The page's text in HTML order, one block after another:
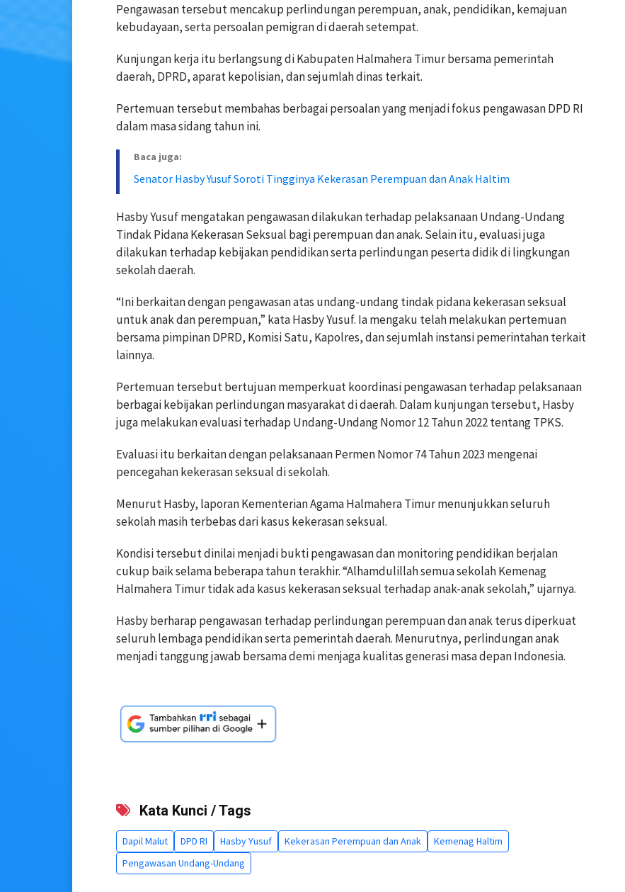
Pengawasan tersebut mencakup perlindungan perempuan, anak, pendidikan, kemajuan
kebudayaan, serta persoalan pemigran di daerah setempat.
Kunjungan kerja itu berlangsung di Kabupaten Halmahera Timur bersama pemerintah
daerah, DPRD, aparat kepolisian, dan sejumlah dinas terkait.
Pertemuan tersebut membahas berbagai persoalan yang menjadi fokus pengawasan DPD RI
dalam masa sidang tahun ini.
Baca juga:
Senator Hasby Yusuf Soroti Tingginya Kekerasan Perempuan dan Anak Haltim
Hasby Yusuf mengatakan pengawasan dilakukan terhadap pelaksanaan Undang-Undang
Tindak Pidana Kekerasan Seksual bagi perempuan dan anak. Selain itu, evaluasi juga
dilakukan terhadap kebijakan pendidikan serta perlindungan peserta didik di lingkungan
sekolah daerah.
“Ini berkaitan dengan pengawasan atas undang-undang tindak pidana kekerasan seksual
untuk anak dan perempuan,” kata Hasby Yusuf. Ia mengaku telah melakukan pertemuan
bersama pimpinan DPRD, Komisi Satu, Kapolres, dan sejumlah instansi pemerintahan terkait
lainnya.
Pertemuan tersebut bertujuan memperkuat koordinasi pengawasan terhadap pelaksanaan
berbagai kebijakan perlindungan masyarakat di daerah. Dalam kunjungan tersebut, Hasby
juga melakukan evaluasi terhadap Undang-Undang Nomor 12 Tahun 2022 tentang TPKS.
Evaluasi itu berkaitan dengan pelaksanaan Permen Nomor 74 Tahun 2023 mengenai
pencegahan kekerasan seksual di sekolah.
Menurut Hasby, laporan Kementerian Agama Halmahera Timur menunjukkan seluruh
sekolah masih terbebas dari kasus kekerasan seksual.
Kondisi tersebut dinilai menjadi bukti pengawasan dan monitoring pendidikan berjalan
cukup baik selama beberapa tahun terakhir. “Alhamdulillah semua sekolah Kemenag
Halmahera Timur tidak ada kasus kekerasan seksual terhadap anak-anak sekolah,” ujarnya.
Hasby berharap pengawasan terhadap perlindungan perempuan dan anak terus diperkuat
seluruh lembaga pendidikan serta pemerintah daerah. Menurutnya, perlindungan anak
menjadi tanggung jawab bersama demi menjaga kualitas generasi masa depan Indonesia.
Kata Kunci / Tags
Dapil Malut DPD RI Hasby Yusuf Kekerasan Perempuan dan Anak
Kemenag Haltim
Pengawasan Undang-Undang